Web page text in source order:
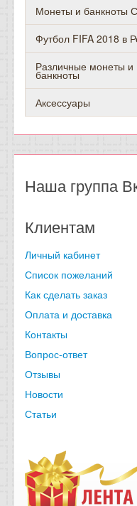
Монеты и банкноты
Футбол FIFA 2018 в
Различные монеты и
банкноты
Аксессуары
Наша группа
Клиентам
Личный кабинет
Список пожеланий
Как сделать заказ
Оплата и доставка
Контакты
Вопрос-ответ
Отзывы
Новости
Статьи